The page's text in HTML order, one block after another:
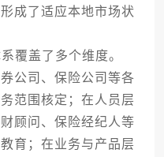
成了适应本地市场状
盖了多个维度。
公司、保险公司等各
范围核定；在人员层
顾问、保险经纪人等
育；在业务与产品层